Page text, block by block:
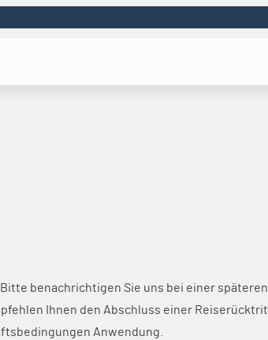
benachrichtigen Sie uns bei einer
Ihnen den Abschluss einer
Anwendung.